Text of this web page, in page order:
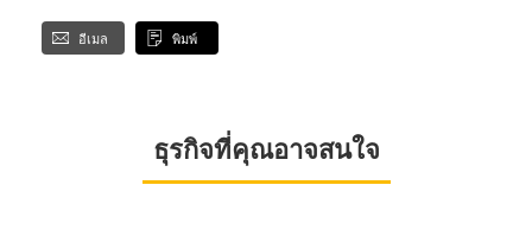
อีเมล พิมพ์
ธุรกิจที่คุณอาจสนใจ